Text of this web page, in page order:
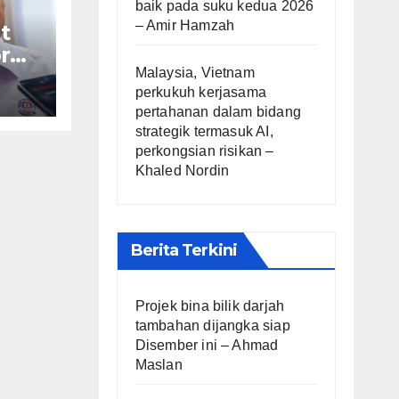
baik pada suku kedua 2026
– Amir Hamzah
Malaysia, Vietnam
perkukuh kerjasama
pertahanan dalam bidang
strategik termasuk AI,
perkongsian risikan –
Khaled Nordin
Berita Terkini
Projek bina bilik darjah
tambahan dijangka siap
Disember ini – Ahmad
Maslan